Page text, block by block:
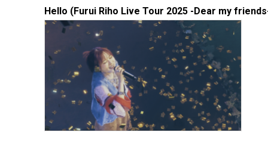
Hello (Furui Riho Live Tour 2025 -Dear my